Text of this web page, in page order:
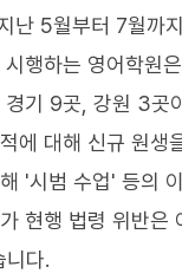
난 5월부터 7월까
행하는 영어학원
기 9곳, 강원 3곳
에 대해 신규 원생
'시범 수업' 등의
현행 법령 위반
니다.